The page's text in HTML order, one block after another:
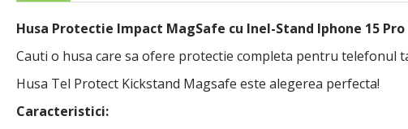
Husa Protectie Impact MagSafe cu Inel-Stand Iphone 15
Cauti o husa care sa ofere protectie completa pentru telefonul
Husa Tel Protect Kickstand Magsafe este alegerea perfecta!
Caracteristici: